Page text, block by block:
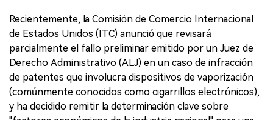
Recientemente, la Comisión de Comercio Internacional
de Estados Unidos (ITC) anunció que revisará
parcialmente el fallo preliminar emitido por un Juez de
Derecho Administrativo (ALJ) en un caso de infracción
de patentes que involucra dispositivos de vaporización
(comúnmente conocidos como cigarrillos electrónicos),
y ha decidido remitir la determinación clave sobre